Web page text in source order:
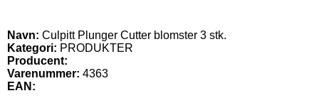
Navn: Culpitt Plunger Cutter blomster 3 stk.
Kategori: PRODUKTER
Producent:
Varenummer: 4363
EAN: